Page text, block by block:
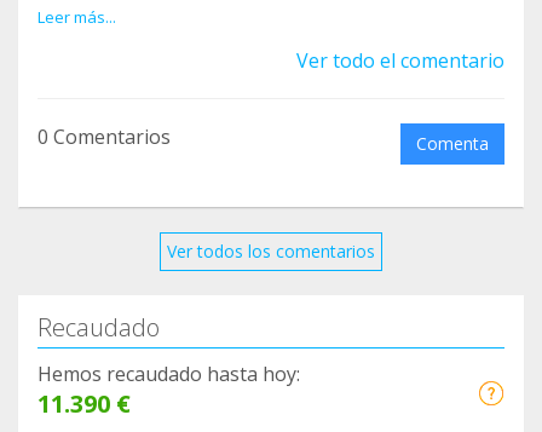
Merci pour votre fidélité !
Leer más...
Ver todo el comentario
0 Comentarios Comenta
Ver todos los comentarios
Recaudado
Hemos recaudado hasta hoy:
11.390 €